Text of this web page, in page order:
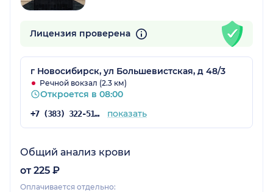
Лицензия проверена
г Новосибирск, ул Большевистская, д 48/3
Речной вокзал (2.3 км)
Откроется в 08:00
+7 (383) 322-51-76 показать
Общий анализ крови
от 225 ₽
Оплачивается отдельно: